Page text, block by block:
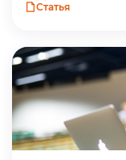
Статья